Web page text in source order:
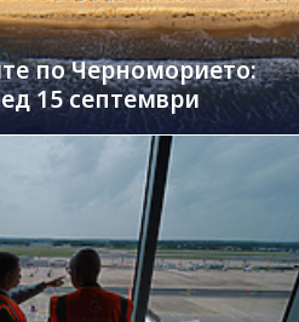
по Черноморието:
15 септември